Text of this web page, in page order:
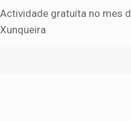
Actividade gratuíta no mes
Xunqueira